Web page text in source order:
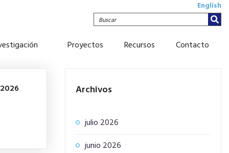
English
Buscar
Proyectos Recursos Contacto
Archivos
julio 2026
junio 2026